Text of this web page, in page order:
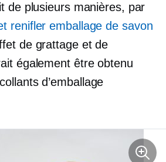
de plusieurs manières, par
renifler emballage de savon
de grattage et de
également être obtenu
d’emballage